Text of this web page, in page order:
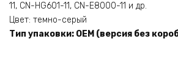
11, CN-HG601-11, CN-E8000-11 и др.
Цвет: темно-серый
Тип упаковки: OEM (версия без